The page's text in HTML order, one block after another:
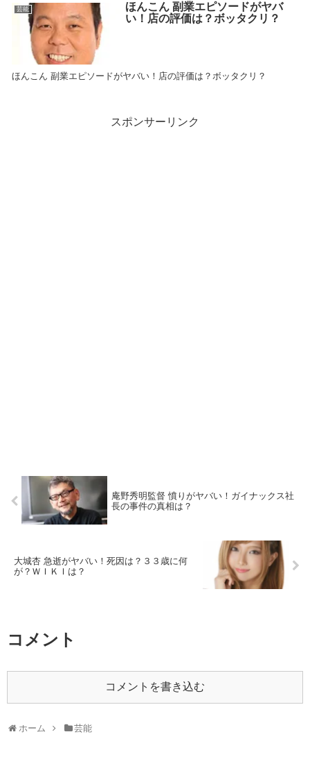
芸能
ほんこん 副業エピソードがヤバ
い！店の評価は？ボッタクリ？
ほんこん 副業エピソードがヤバい！店の評価は？ボッタクリ？
スポンサーリンク
庵野秀明監督 憤りがヤバい！ガイナックス社
長の事件の真相は？
大城杏 急逝がヤバい！死因は？３３歳に何
が？ＷＩＫＩは？
コメント
コメントを書き込む
ホーム 芸能